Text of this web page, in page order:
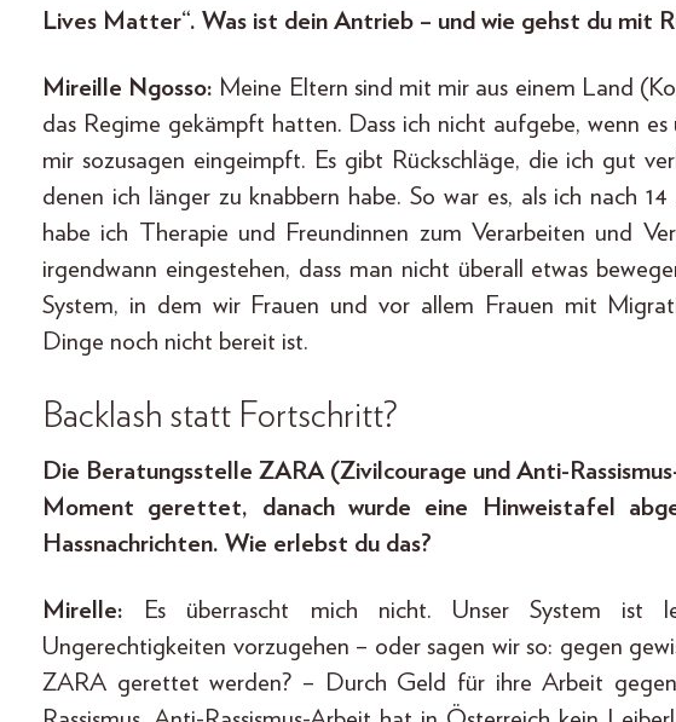
Lives Matter“. Was ist dein Antrieb – und wie gehst du mit
Mireille Ngosso: Meine Eltern sind mit mir aus einem Land
das Regime gekämpft hatten. Dass ich nicht aufgebe, wenn
mir sozusagen eingeimpft. Es gibt Rückschläge, die ich gut
denen ich länger zu knabbern habe. So war es, als ich nach
habe ich Therapie und Freundinnen zum Verarbeiten und
irgendwann eingestehen, dass man nicht überall etwas
System, in dem wir Frauen und vor allem Frauen mit
Dinge noch nicht bereit ist.
Backlash statt Fortschritt?
Die Beratungsstelle ZARA (Zivilcourage und Anti-
Moment gerettet, danach wurde eine Hinweistafel
Hassnachrichten. Wie erlebst du das?
Mirelle: Es überrascht mich nicht. Unser System ist
Ungerechtigkeiten vorzugehen – oder sagen wir so: gegen
ZARA gerettet werden? – Durch Geld für ihre Arbeit